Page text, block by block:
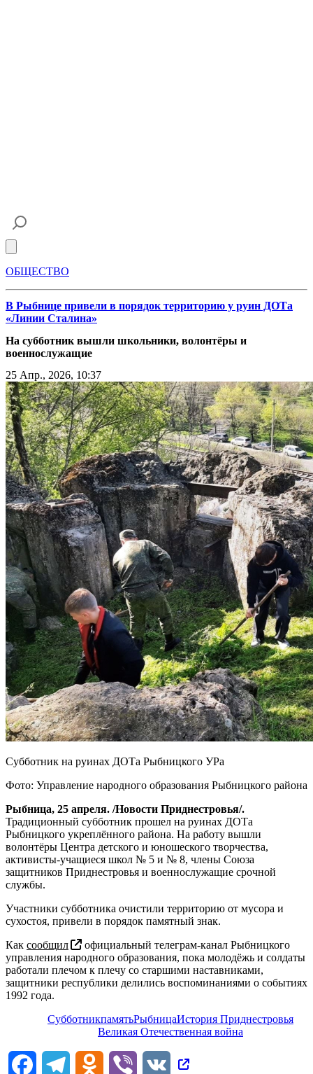
ОБЩЕСТВО
В Рыбнице привели в порядок территорию у руин ДОТа
«Линии Сталина»
На субботник вышли школьники, волонтёры и
военнослужащие
25 Апр., 2026, 10:37
Субботник на руинах ДОТа Рыбницкого УРа
Фото: Управление народного образования Рыбницкого района
Рыбница, 25 апреля. /Новости Приднестровья/.
Традиционный субботник прошел на руинах ДОТа
Рыбницкого укреплённого района. На работу вышли
волонтёры Центра детского и юношеского творчества,
активисты-учащиеся школ № 5 и № 8, члены Союза
защитников Приднестровья и военнослужащие срочной
службы.
Участники субботника очистили территорию от мусора и
сухостоя, привели в порядок памятный знак.
Как сообщил
официальный телеграм-канал Рыбницкого
управления народного образования, пока молодёжь и солдаты
работали плечом к плечу со старшими наставниками,
защитники республики делились воспоминаниями о событиях
1992 года.
СубботникпамятьРыбницаИстория Приднестровья
Великая Отечественная война
FacebookTelegram Odnoklassniki
Viber
VK